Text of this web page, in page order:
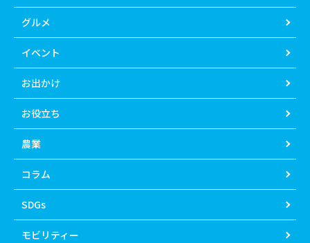
グルメ
イベント
お出かけ
お役立ち
農業
コラム
SDGs
モビリティー